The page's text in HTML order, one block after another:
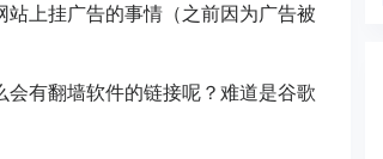
上挂广告的事情（之前因为广告被
有翻墙软件的链接呢？难道是谷歌